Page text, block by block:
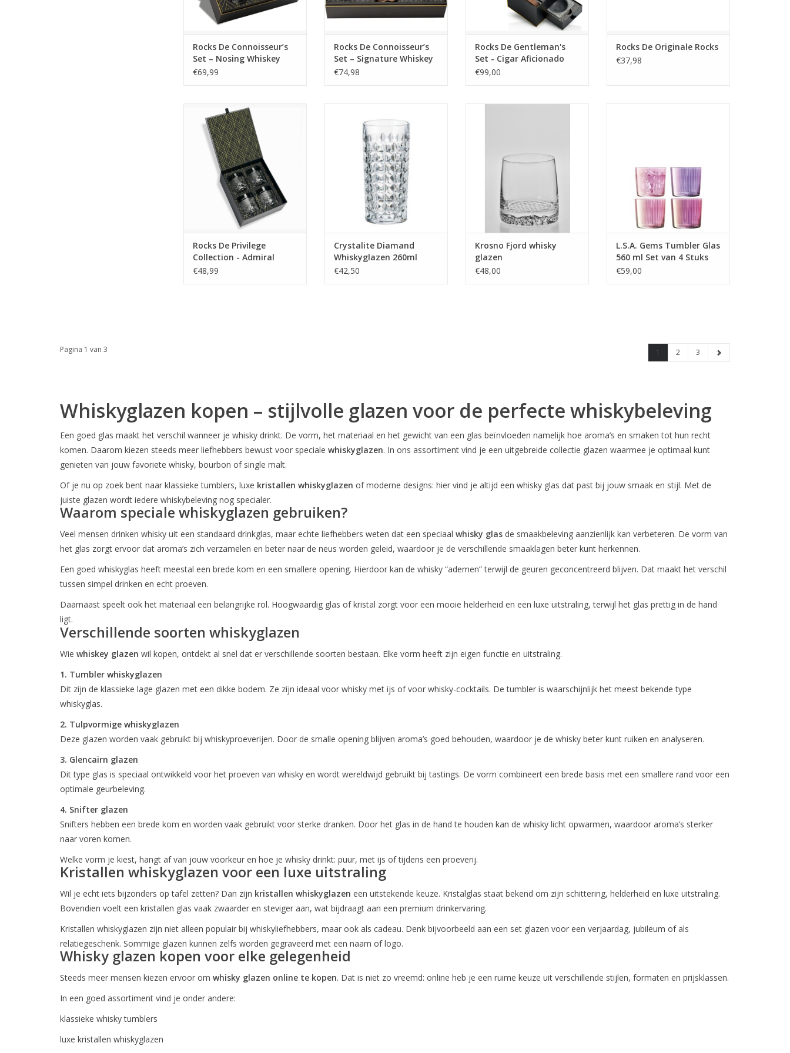
Rocks De Connoisseur’s
Set – Nosing Whiskey
Glas Editie
€69,99
Rocks De Connoisseur’s
Set – Signature Whiskey
Glass Edition
€74,98
Rocks De Gentleman's
Set - Cigar Aficionado
€99,00
Rocks De Originale Rocks
€37,98
Luxe Admiral whiskyglazen van
kristalglas uit de Privilege
Collectie. Set van 4 elegante
glazen voor whisky en premium
spirits. Perfect als cadeau.
MEER INFO
Rocks De Privilege
Collection - Admiral
Glasses
€48,99
MEER INFO
Crystalite Diamand
Whiskyglazen 260ml
€42,50
Krosno Fjord whisky
glazen
€48,00
L.S.A. Gems Tumbler Glas
560 ml Set van 4 Stuks
Assorti
€59,00
Pagina 1 van 3 1 2 3
Whiskyglazen kopen – stijlvolle glazen voor de perfecte whiskybeleving
Een goed glas maakt het verschil wanneer je whisky drinkt. De vorm, het materiaal en het gewicht van een glas beïnvloeden namelijk hoe aroma’s en smaken tot hun recht
komen. Daarom kiezen steeds meer liefhebbers bewust voor speciale whiskyglazen. In ons assortiment vind je een uitgebreide collectie glazen waarmee je optimaal kunt
genieten van jouw favoriete whisky, bourbon of single malt.
Of je nu op zoek bent naar klassieke tumblers, luxe kristallen whiskyglazen of moderne designs: hier vind je altijd een whisky glas dat past bij jouw smaak en stijl. Met de
juiste glazen wordt iedere whiskybeleving nog specialer.
Waarom speciale whiskyglazen gebruiken?
Veel mensen drinken whisky uit een standaard drinkglas, maar echte liefhebbers weten dat een speciaal whisky glas de smaakbeleving aanzienlijk kan verbeteren. De vorm van
het glas zorgt ervoor dat aroma’s zich verzamelen en beter naar de neus worden geleid, waardoor je de verschillende smaaklagen beter kunt herkennen.
Een goed whiskyglas heeft meestal een brede kom en een smallere opening. Hierdoor kan de whisky “ademen” terwijl de geuren geconcentreerd blijven. Dat maakt het verschil
tussen simpel drinken en echt proeven.
Daarnaast speelt ook het materiaal een belangrijke rol. Hoogwaardig glas of kristal zorgt voor een mooie helderheid en een luxe uitstraling, terwijl het glas prettig in de hand
ligt.
Verschillende soorten whiskyglazen
Wie whiskey glazen wil kopen, ontdekt al snel dat er verschillende soorten bestaan. Elke vorm heeft zijn eigen functie en uitstraling.
1. Tumbler whiskyglazen
Dit zijn de klassieke lage glazen met een dikke bodem. Ze zijn ideaal voor whisky met ijs of voor whisky-cocktails. De tumbler is waarschijnlijk het meest bekende type
whiskyglas.
2. Tulpvormige whiskyglazen
Deze glazen worden vaak gebruikt bij whiskyproeverijen. Door de smalle opening blijven aroma’s goed behouden, waardoor je de whisky beter kunt ruiken en analyseren.
3. Glencairn glazen
Dit type glas is speciaal ontwikkeld voor het proeven van whisky en wordt wereldwijd gebruikt bij tastings. De vorm combineert een brede basis met een smallere rand voor een
optimale geurbeleving.
4. Snifter glazen
Snifters hebben een brede kom en worden vaak gebruikt voor sterke dranken. Door het glas in de hand te houden kan de whisky licht opwarmen, waardoor aroma’s sterker
naar voren komen.
Welke vorm je kiest, hangt af van jouw voorkeur en hoe je whisky drinkt: puur, met ijs of tijdens een proeverij.
Kristallen whiskyglazen voor een luxe uitstraling
Wil je echt iets bijzonders op tafel zetten? Dan zijn kristallen whiskyglazen een uitstekende keuze. Kristalglas staat bekend om zijn schittering, helderheid en luxe uitstraling.
Bovendien voelt een kristallen glas vaak zwaarder en steviger aan, wat bijdraagt aan een premium drinkervaring.
Kristallen whiskyglazen zijn niet alleen populair bij whiskyliefhebbers, maar ook als cadeau. Denk bijvoorbeeld aan een set glazen voor een verjaardag, jubileum of als
relatiegeschenk. Sommige glazen kunnen zelfs worden gegraveerd met een naam of logo.
Whisky glazen kopen voor elke gelegenheid
Steeds meer mensen kiezen ervoor om whisky glazen online te kopen. Dat is niet zo vreemd: online heb je een ruime keuze uit verschillende stijlen, formaten en prijsklassen.
In een goed assortiment vind je onder andere:
klassieke whisky tumblers
luxe kristallen whiskyglazen